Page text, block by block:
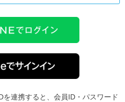
連携すると、会員ID・パスワード